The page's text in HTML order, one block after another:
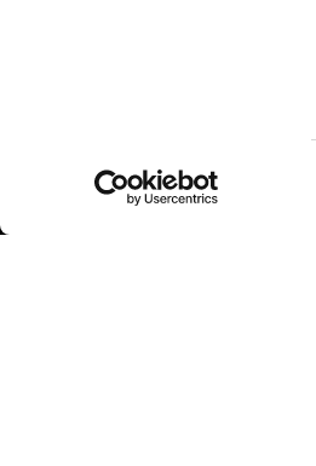
Sport
Psihologija